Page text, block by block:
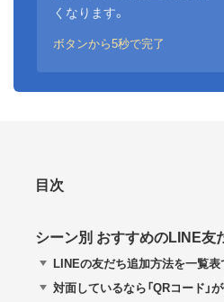
くなります。
ボタンから5秒で完了
目次
シーン別 おすすめのLINE友
LINEの友だち追加方法を一覧表
対面しているなら「QRコード」